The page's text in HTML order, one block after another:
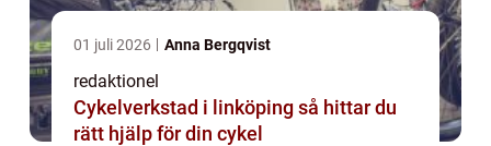
01 juli 2026 Anna Bergqvist
redaktionel
Cykelverkstad i linköping så hittar du
rätt hjälp för din cykel